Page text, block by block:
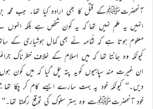
آنحضرتﷺکے قتل کا بھی ارادہ کیا تھا۔ جب محمد بن
انہیں یہ علم نہیں تھا کہ یہ کون شخص ہے بلکہ انہوں
معلوم ہوتا ہے کہ ثُمَامہ نے بھی کمال ہوشیاری کے
کیونکہ وہ جانتا تھا کہ میں اسلام کے خلاف خطرناک
ان غیرت مند سپاہیوں کویہ پتہ چل گیا کہ میں کون
دیں۔‘‘ کیونکہ خود یہ بہت سارے ایسے کام کر چکا تھا
خود آنحضرتﷺسے وہ بہتر سلوک کی توقع رکھتا